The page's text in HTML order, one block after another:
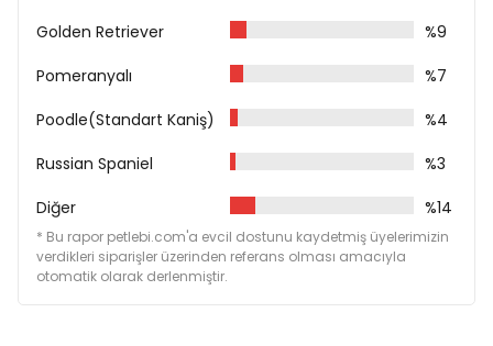
Golden Retriever
%9
Pomeranyalı
%7
Poodle(Standart Kaniş)
%4
Russian Spaniel
%3
Diğer
%14
* Bu rapor petlebi.com'a evcil dostunu kaydetmiş üyelerimizin
verdikleri siparişler üzerinden referans olması amacıyla
otomatik olarak derlenmiştir.